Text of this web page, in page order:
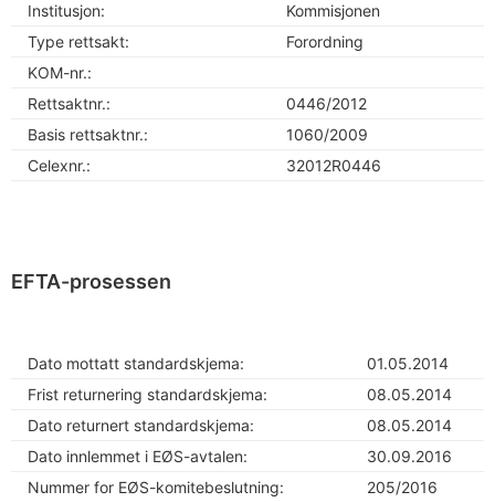
Institusjon:
Kommisjonen
Type rettsakt:
Forordning
KOM-nr.:
Rettsaktnr.:
0446/2012
Basis rettsaktnr.:
1060/2009
Celexnr.:
32012R0446
EFTA-prosessen
Dato mottatt standardskjema:
01.05.2014
Frist returnering standardskjema:
08.05.2014
Dato returnert standardskjema:
08.05.2014
Dato innlemmet i EØS-avtalen:
30.09.2016
Nummer for EØS-komitebeslutning:
205/2016